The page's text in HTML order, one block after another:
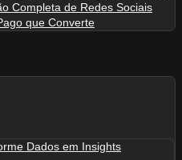
Completa de Redes Sociais
que Converte
Dados em Insights